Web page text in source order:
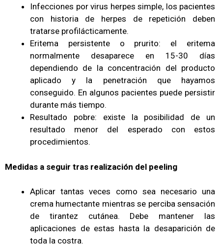
Infecciones por virus herpes simple, los pacientes
con historia de herpes de repetición deben
tratarse profilácticamente.
Eritema persistente o prurito: el eritema
normalmente desaparece en 15-30 días
dependiendo de la concentración del producto
aplicado y la penetración que hayamos
conseguido. En algunos pacientes puede persistir
durante más tiempo.
Resultado pobre: existe la posibilidad de un
resultado menor del esperado con estos
procedimientos.
Medidas a seguir tras realización del peeling
Aplicar tantas veces como sea necesario una
crema humectante mientras se perciba sensación
de tirantez cutánea. Debe mantener las
aplicaciones de estas hasta la desaparición de
toda la costra.